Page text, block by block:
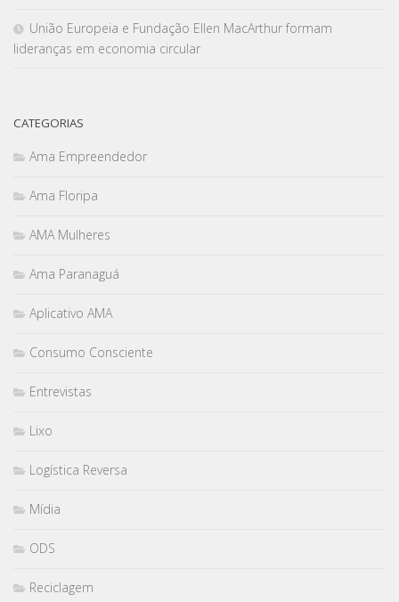
União Europeia e Fundação Ellen MacArthur formam
lideranças em economia circular
CATEGORIAS
Ama Empreendedor
Ama Floripa
AMA Mulheres
Ama Paranaguá
Aplicativo AMA
Consumo Consciente
Entrevistas
Lixo
Logística Reversa
Mídia
ODS
Reciclagem